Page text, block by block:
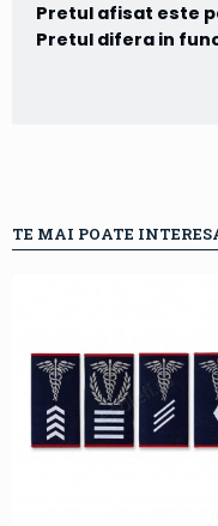
Pretul afisat este
Pretul difera in
TE MAI POATE